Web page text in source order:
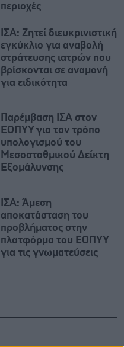
περιοχές
ΙΣΑ: Ζητεί διευκρινιστική
εγκύκλιο για αναβολή
στράτευσης ιατρών που
βρίσκονται σε αναμονή
για ειδικότητα
Παρέμβαση ΙΣΑ στον
ΕΟΠΥΥ για τον τρόπο
υπολογισμού του
Μεσοσταθμικού Δείκτη
Εξομάλυνσης
ΙΣΑ: Άμεση
αποκατάσταση του
προβλήματος στην
πλατφόρμα του ΕΟΠΥΥ
για τις γνωματεύσεις